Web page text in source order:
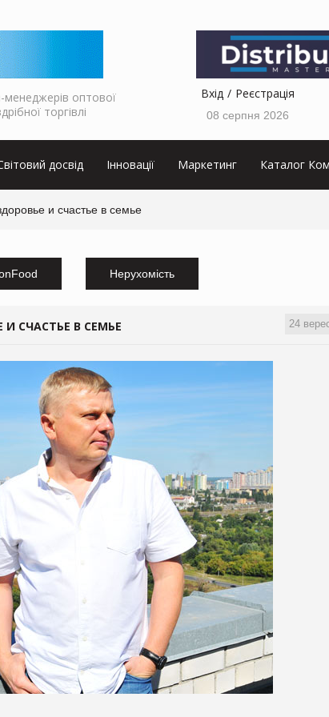
оптової
торгівлі
Вхід Реєстрація
08 серпня 2026
досвід Інновації Маркетинг Каталог
и счастье в семье
Нерухомість
24
СЧАСТЬЕ В СЕМЬЕ